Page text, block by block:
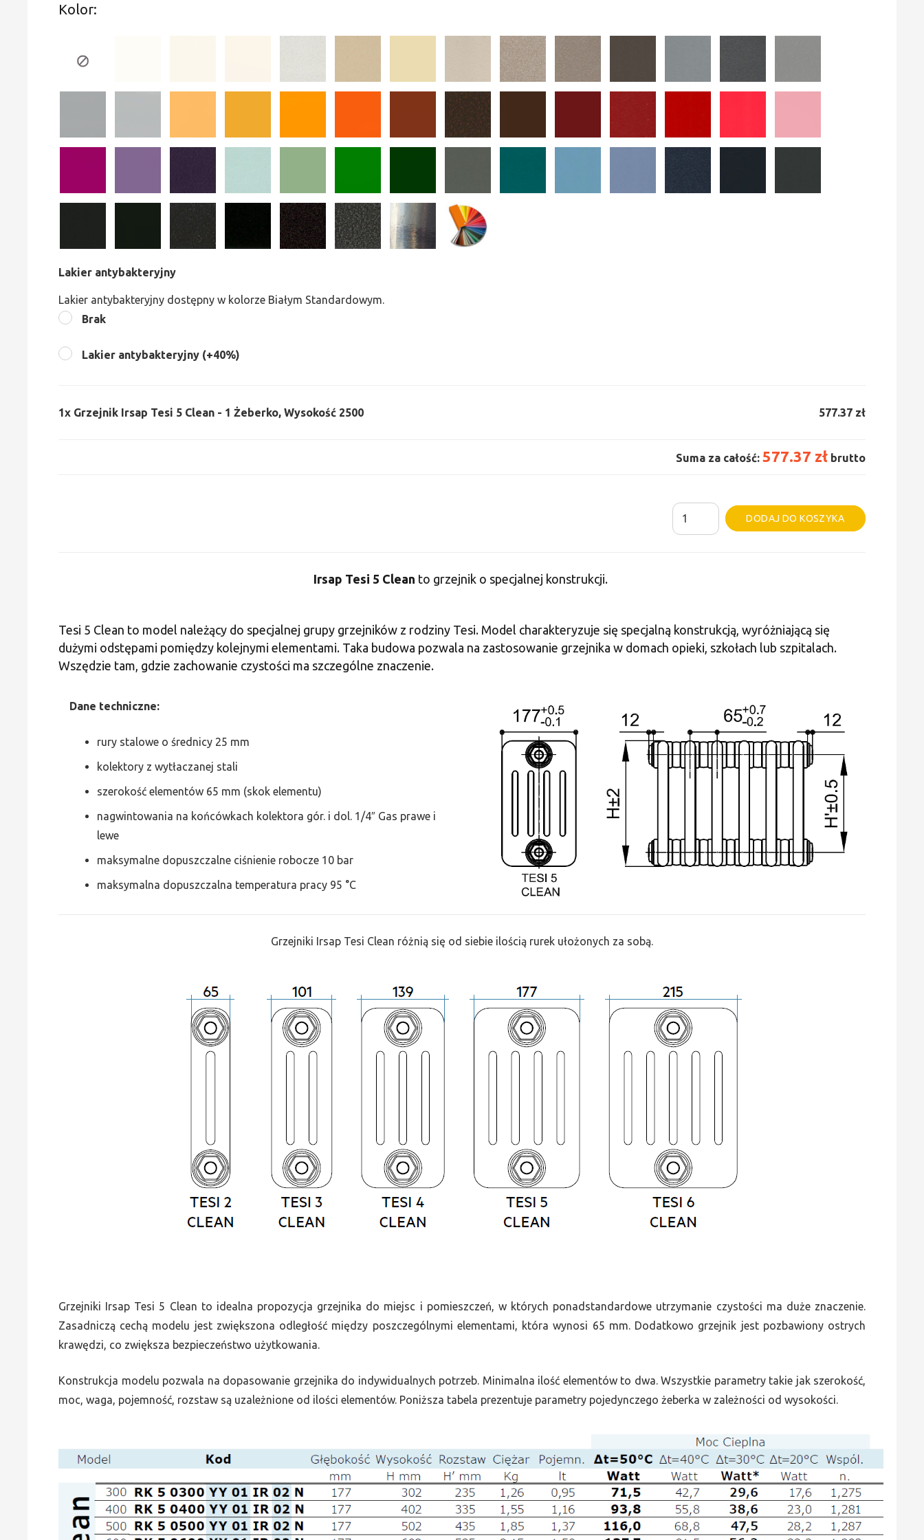
Kolor:
Lakier antybakteryjny
Lakier antybakteryjny dostępny w kolorze Białym Standardowym.
Brak
Lakier antybakteryjny (+40%)
1x Grzejnik Irsap Tesi 5 Clean - 1 Żeberko, Wysokość 2500 577.37 zł
Suma za całość: 577.37 zł brutto
ilość
Grzejnik
-
1
DODAJ DO KOSZYKA
Alternative:
Irsap Tesi 5 Clean to grzejnik o specjalnej konstrukcji.
Tesi 5 Clean to model należący do specjalnej grupy grzejników z rodziny Tesi. Model charakteryzuje się specjalną konstrukcją, wyróżniającą się
dużymi odstępami pomiędzy kolejnymi elementami. Taka budowa pozwala na zastosowanie grzejnika w domach opieki, szkołach lub szpitalach.
Wszędzie tam, gdzie zachowanie czystości ma szczególne znaczenie.
Dane techniczne:
rury stalowe o średnicy 25 mm
kolektory z wytłaczanej stali
szerokość elementów 65 mm (skok elementu)
nagwintowania na końcówkach kolektora gór. i dol. 1/4″ Gas prawe i
lewe
maksymalne dopuszczalne ciśnienie robocze 10 bar
maksymalna dopuszczalna temperatura pracy 95 °C
Grzejniki Irsap Tesi Clean różnią się od siebie ilością rurek ułożonych za sobą.
Grzejniki Irsap Tesi 5 Clean to idealna propozycja grzejnika do miejsc i pomieszczeń, w których ponadstandardowe utrzymanie czystości ma duże znaczenie.
Zasadniczą cechą modelu jest zwiększona odległość między poszczególnymi elementami, która wynosi 65 mm. Dodatkowo grzejnik jest pozbawiony ostrych
krawędzi, co zwiększa bezpieczeństwo użytkowania.
Konstrukcja modelu pozwala na dopasowanie grzejnika do indywidualnych potrzeb. Minimalna ilość elementów to dwa. Wszystkie parametry takie jak szerokość,
moc, waga, pojemność, rozstaw są uzależnione od ilości elementów. Poniższa tabela prezentuje parametry pojedynczego żeberka w zależności od wysokości.